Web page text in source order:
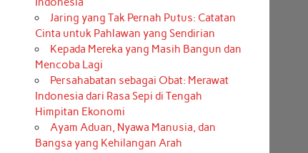
Jaring yang Tak Pernah Putus: Catatan
Cinta untuk Pahlawan yang Sendirian
Kepada Mereka yang Masih Bangun dan
Mencoba Lagi
Persahabatan sebagai Obat: Merawat
Indonesia dari Rasa Sepi di Tengah
Himpitan Ekonomi
Ayam Aduan, Nyawa Manusia, dan
Bangsa yang Kehilangan Arah